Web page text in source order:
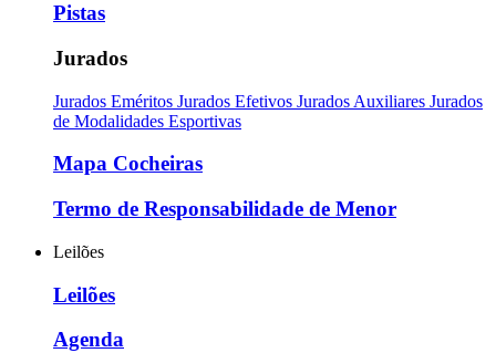
Pistas
Jurados
Jurados Eméritos Jurados Efetivos Jurados Auxiliares Jurados
de Modalidades Esportivas
Mapa Cocheiras
Termo de Responsabilidade de Menor
Leilões
Leilões
Agenda